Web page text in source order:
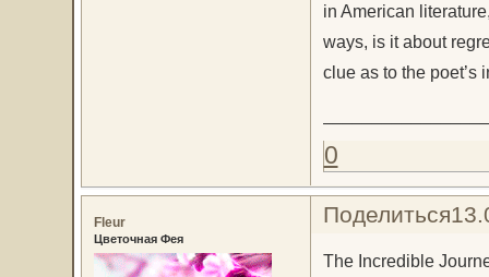
in American
ways, is it about
clue as to the poet’s
0
Поделиться
Fleur
Цветочная Фея
The Incredible